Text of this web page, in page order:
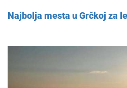
Najbolja mesta u Grčkoj za